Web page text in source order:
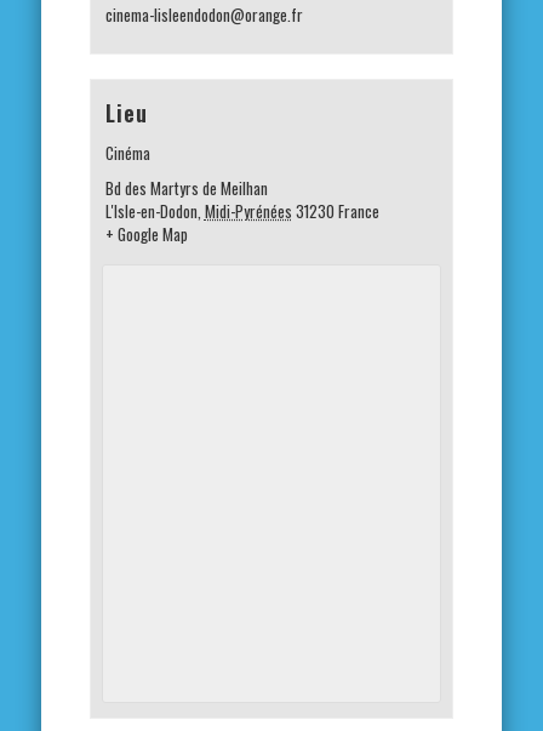
cinema-lisleendodon@orange.fr
Lieu
Cinéma
Bd des Martyrs de Meilhan
L'Isle-en-Dodon Midi-Pyrénées 31230 France
+ Google Map